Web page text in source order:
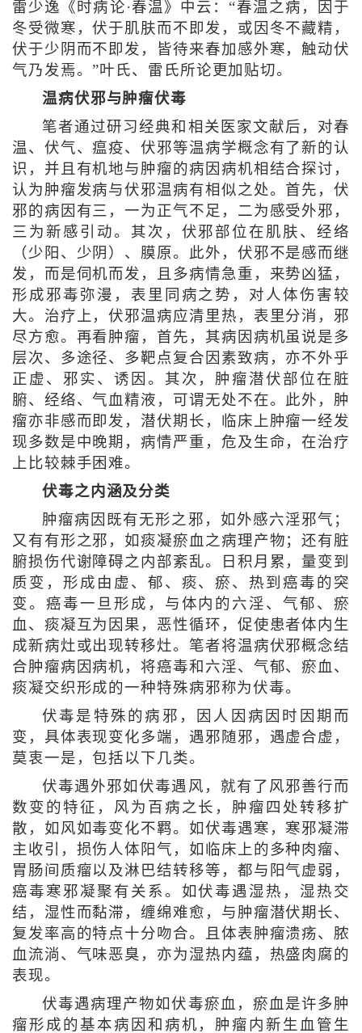
雷少逸《时病论·春温》中云：“春温之病，因于
冬受微寒，伏于肌肤而不即发，或因冬不藏精，
伏于少阴而不即发，皆待来春加感外寒，触动伏
气乃发焉。”叶氏、雷氏所论更加贴切。
温病伏邪与肿瘤伏毒
笔者通过研习经典和相关医家文献后，对春
温、伏气、瘟疫、伏邪等温病学概念有了新的认
识，并且有机地与肿瘤的病因病机相结合探讨，
认为肿瘤发病与伏邪温病有相似之处。首先，伏
邪的病因有三，一为正气不足，二为感受外邪，
三为新感引动。其次，伏邪部位在肌肤、经络
（少阳、少阴）、膜原。此外，伏邪不是感而继
发，而是伺机而发，且多病情急重，来势凶猛，
形成邪毒弥漫，表里同病之势，对人体伤害较
大。治疗上，伏邪温病应清里热，表里分消，邪
尽方愈。再看肿瘤，首先，其病因病机虽说是多
层次、多途径、多靶点复合因素致病，亦不外乎
正虚、邪实、诱因。其次，肿瘤潜伏部位在脏
腑、经络、气血精液，可谓无处不在。此外，肿
瘤亦非感而即发，潜伏期长，临床上肿瘤一经发
现多数是中晚期，病情严重，危及生命，在治疗
上比较棘手困难。
伏毒之内涵及分类
肿瘤病因既有无形之邪，如外感六淫邪气；
又有有形之邪，如痰凝瘀血之病理产物；还有脏
腑损伤代谢障碍之内部紊乱。日积月累，量变到
质变，形成由虚、郁、痰、瘀、热到癌毒的突
变。癌毒一旦形成，与体内的六淫、气郁、瘀
血、痰凝互为因果，恶性循环，促使患者体内生
成新病灶或出现转移灶。笔者将温病伏邪概念结
合肿瘤病因病机，将癌毒和六淫、气郁、瘀血、
痰凝交织形成的一种特殊病邪称为伏毒。
伏毒是特殊的病邪，因人因病因时因期而
变，具体表现变化多端，遇邪随邪，遇虚合虚，
莫衷一是，包括以下几类。
伏毒遇外邪如伏毒遇风，就有了风邪善行而
数变的特征，风为百病之长，肿瘤四处转移扩
散，如风如毒变化不羁。如伏毒遇寒，寒邪凝滞
主收引，损伤人体阳气，如临床上的多种肉瘤、
胃肠间质瘤以及淋巴结转移等，都与阳气虚弱，
癌毒寒邪凝聚有关系。如伏毒遇湿热，湿热交
结，湿性而黏滞，缠绵难愈，与肿瘤潜伏期长、
复发率高的特点十分吻合。且体表肿瘤溃疡、脓
血流淌、气味恶臭，亦为湿热内蕴，热盛肉腐的
表现。
伏毒遇病理产物如伏毒瘀血，瘀血是许多肿
瘤形成的基本病因和病机，肿瘤内新生血管生